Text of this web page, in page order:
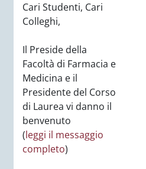
Cari Studenti, Cari
Colleghi,
Il Preside della
Facoltà di Farmacia e
Medicina e il
Presidente del Corso
di Laurea vi danno il
benvenuto
(leggi il messaggio
completo)